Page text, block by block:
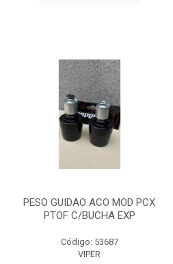
PESO GUIDAO ACO MOD PCX
PTOF C/BUCHA EXP
Código: 53687
VIPER